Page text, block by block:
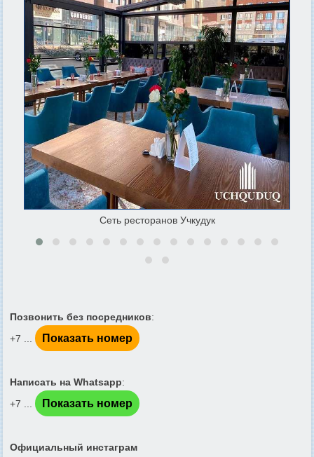
Сеть ресторанов Учкудук
Позвонить без посредников:
+7 ...
Показать номер
Написать на Whatsapp:
+7 ...
Показать номер
Официальный инстаграм